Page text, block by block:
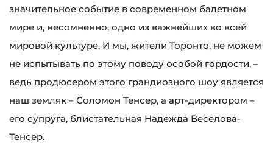
значительное событие в современном балетном
мире и, несомненно, одно из важнейших во всей
мировой культуре. И мы, жители Торонто, не можем
не испытывать по этому поводу особой гордости, –
ведь продюсером этого грандиозного шоу является
наш земляк – Соломон Тенсер, а арт-директором –
его супруга, блистательная Надежда Веселова-
Тенсер.